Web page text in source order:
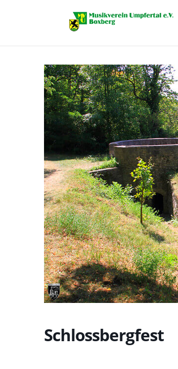
Schlossbergfest